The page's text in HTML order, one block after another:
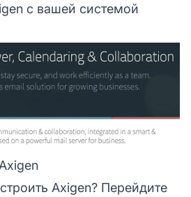
с вашей системой
Axigen? Перейдите